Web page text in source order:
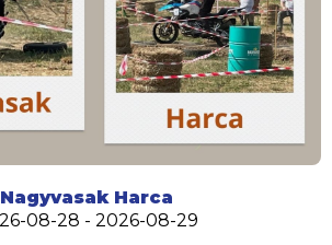
Nagyvasak Harca
08-28 - 2026-08-29